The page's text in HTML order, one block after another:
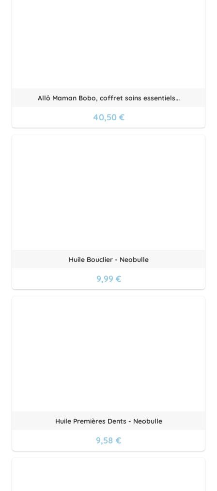
Allô Maman Bobo, coffret soins essentiels...
40,50 €
Huile Bouclier - Neobulle
9,99 €
Huile Premières Dents - Neobulle
9,58 €